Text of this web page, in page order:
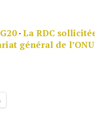
· La RDC
général de